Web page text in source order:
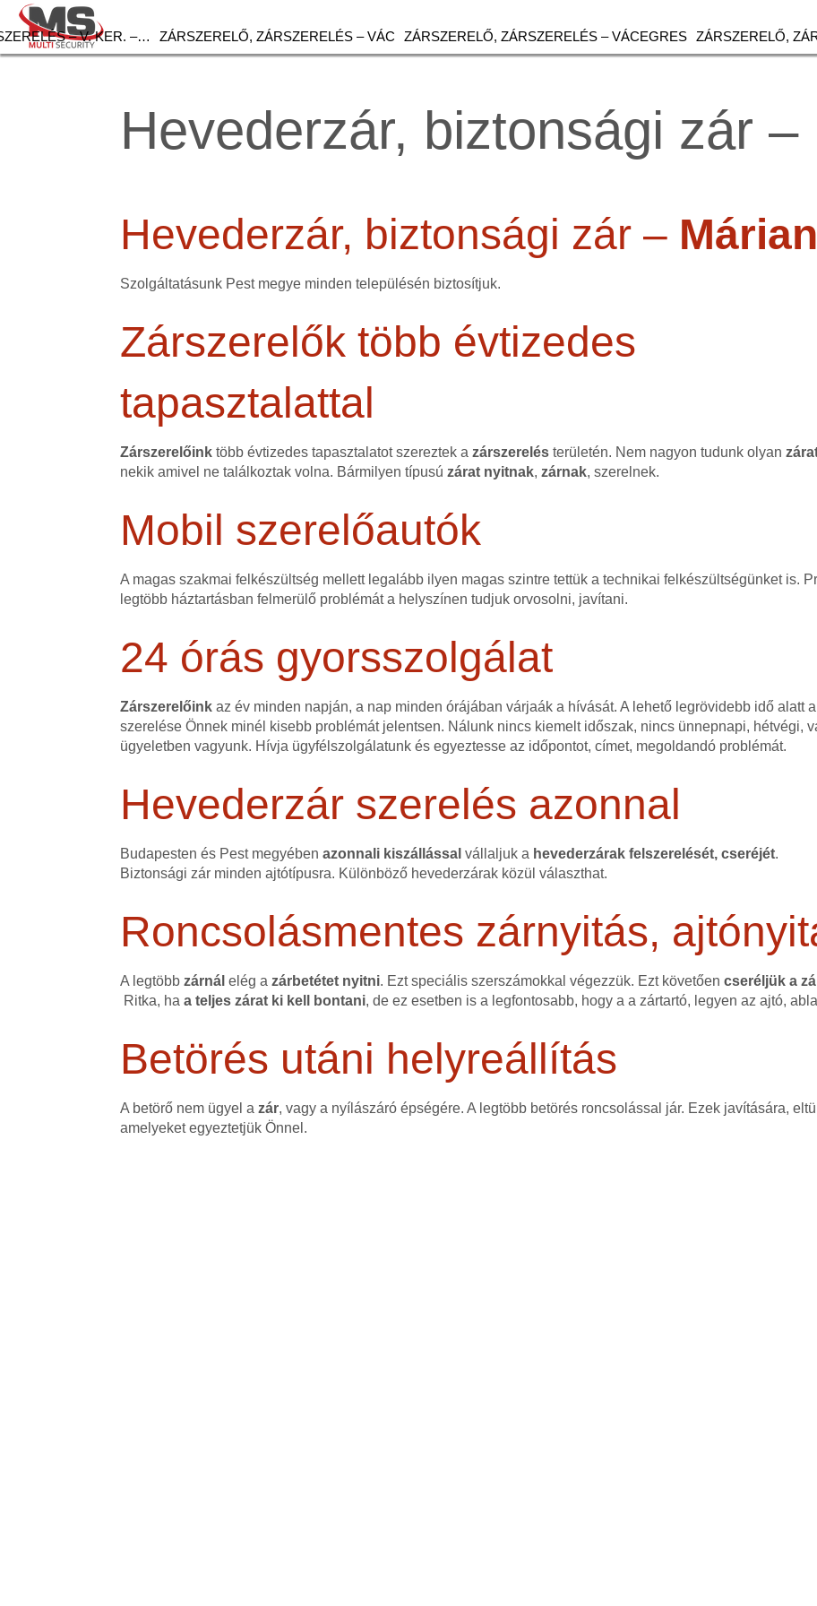
– V. KER. –… ZÁRSZERELŐ, ZÁRSZERELÉS – VÁC ZÁRSZERELŐ, ZÁRSZERELÉS – VÁCEGRES ZÁRSZERELŐ,
Hevederzár, biztonsági zár
Hevederzár, biztonsági zár –
Szolgáltatásunk Pest megye minden településén biztosítjuk.
Zárszerelők több évtizedes
tapasztalattal
Zárszerelőink több évtizedes tapasztalatot szereztek azárszerelés területén. Nem nagyon tudunk olyan
nekik amivel ne találkoztak volna. Bármilyen típusúzárat nyitnak,zárnak, szerelnek.
Mobil szerelőautók
A magas szakmai felkészültség mellett legalább ilyen magas szintre tettük a technikai felkészültségünket is.
legtöbb háztartásban felmerülő problémát a helyszínen tudjuk orvosolni, javítani.
24 órás gyorsszolgálat
Zárszerelőink az év minden napján, a nap minden órájában várjaák a hívását. A lehető legrövidebb idő alatt
szerelése Önnek minél kisebb problémát jelentsen. Nálunk nincs kiemelt időszak, nincs ünnepnapi, hétvégi,
ügyeletben vagyunk. Hívja ügyfélszolgálatunk és egyeztesse az időpontot, címet, megoldandó problémát.
Hevederzár szerelés azonnal
Budapesten és Pest megyében azonnali kiszállással vállaljuk a hevederzárak felszerelését, cseréjét.
Biztonsági zár minden ajtótípusra. Különböző hevederzárak közül választhat.
Roncsolásmentes zárnyitás,
A legtöbbzárnál elég azárbetétet nyitni. Ezt speciális szerszámokkal végezzük. Ezt követőencseréljük a
Ritka, haa teljes zárat ki kell bontani, de ez esetben is a legfontosabb, hogy a a zártartó, legyen az ajtó,
Betörés utáni helyreállítás
A betörő nem ügyel azár, vagy a nyílászáró épségére. A legtöbb betörés roncsolással jár. Ezek javítására,
amelyeket egyeztetjük Önnel.